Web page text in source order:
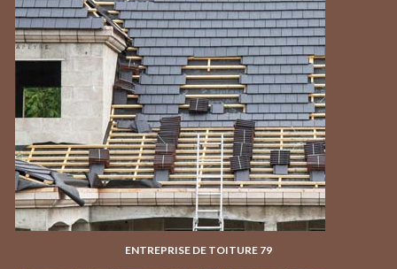
ENTREPRISE DE TOITURE 79